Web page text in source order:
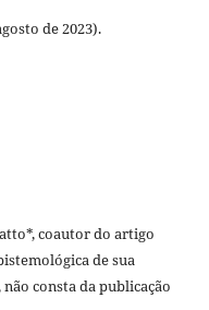
de 2023).
coautor do artigo
de sua
consta da publicação